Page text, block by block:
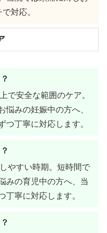
対応。
で安全な範囲のケア。
悩みの妊娠中の方へ、
つ丁寧に対応します。
やすい時期。短時間で
みの育児中の方へ、当
丁寧に対応します。